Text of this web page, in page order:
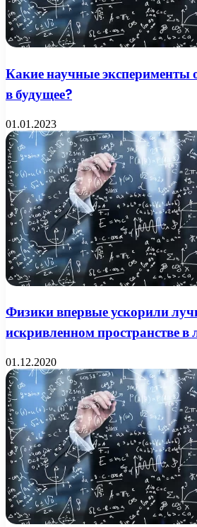
Какие научные эксперименты
в будущее?
01.01.2023
Физики впервые ускорили
искривленном пространстве в
01.12.2020